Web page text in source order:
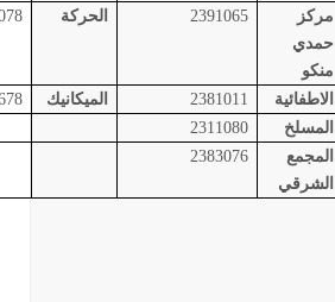
مركز
حمدي
منكو
2391065 الحركة
الاطفائية 2381011 الميكانيك
المسلخ
2311080
المجمع
الشرقي
2383076